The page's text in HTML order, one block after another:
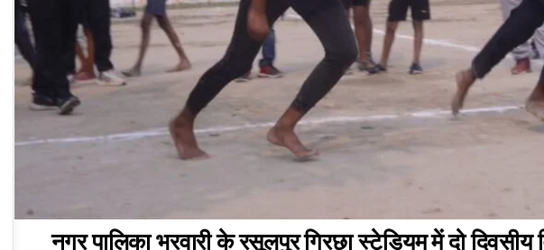
नगर पालिका भरवारी के रसूलपुर गिरछा स्टेडियम में दो